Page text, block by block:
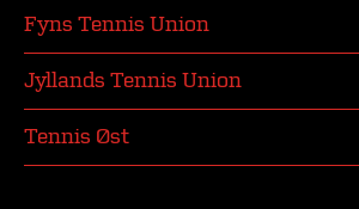
Fyns Tennis Union
Jyllands Tennis Union
Tennis Øst